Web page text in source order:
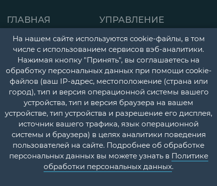
ГЛАВНАЯ
О НАС
НОВОСТИ
ДОКУМЕНТЫ
УЧЕТНАЯ
ПОЛИТИКА
КОНТАКТЫ
ВОПРОС-
ОТВЕТ
УПРАВЛЕНИЕ
ДЕТСКАЯ
ГОРОДСКАЯ
ПОЛИКЛИНИКА
ПЕРИНАТАЛЬНЫЙ
И НАРКОЛОГИЧЕСКИЙ
ДИСПАНСЕРЫ
СТАЦИОНАР
ПЛАТНЫЕ
На нашем сайте используются cookie-файлы, в том
числе с использованием сервисов вэб-аналитики.
Нажимая кнопку "Принять", вы соглашаетесь на
обработку персональных данных при помощи cookie-
файлов (ваш IP-адрес, местоположение (страна или
город), тип и версия операционной системы вашего
устройства, тип и версия браузера на вашем
устройстве, тип устройства и разрешение его дисплея,
источник вашего трафика, язык операционной
системы и браузера) в целях аналитики поведения
пользователей на сайте. Подробнее об обработке
персональных данных вы можете узнать в Политике
обработки персональных данных